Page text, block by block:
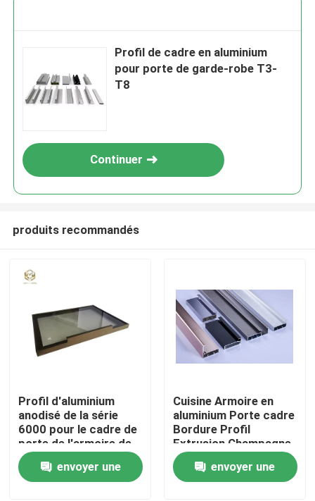
Aperçu
Produits
Profil de cadre en aluminium
pour porte de garde-robe T3-
T8
Continuer
produits recommandés
Profil d'aluminium
anodisé de la série
6000 pour le cadre de
porte de l'armoire de
cuisine personnalisée
envoyer une
Cuisine Armoire en
aluminium Porte cadre
Bordure Profil
Extrusion Champagne
Anodisation
envoyer une